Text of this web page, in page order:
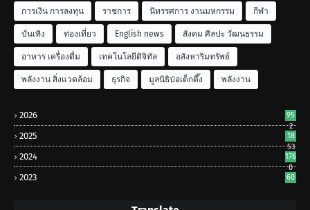
การเงิน การลงทุน ราชการ นิทรรศการ งานมหกรรม กีฬา
บันเทิง ท่องเที่ยว English news สังคม ศิลปะ วัฒนธรรม
อาหาร เครื่องดื่ม เทคโนโลยีดิจิทัล อสังหาริมทรัพย์
พลังงาน สิ่งแวดล้อม ธุรกิจ มูลนิธิป่อเต็กตึ๊ง พลังงาน
2026
95
2
2025
18
53
2024
176
0
2023 60